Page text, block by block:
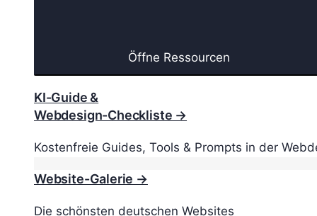
Öffne Ressourcen
KI-Guide &
Webdesign-Checkliste →
Kostenfreie Guides, Tools & Prompts in der
Website-Galerie →
Die schönsten deutschen Websites